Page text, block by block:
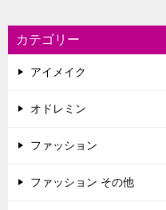
カテゴリー
アイメイク
オドレミン
ファッション
ファッション その他